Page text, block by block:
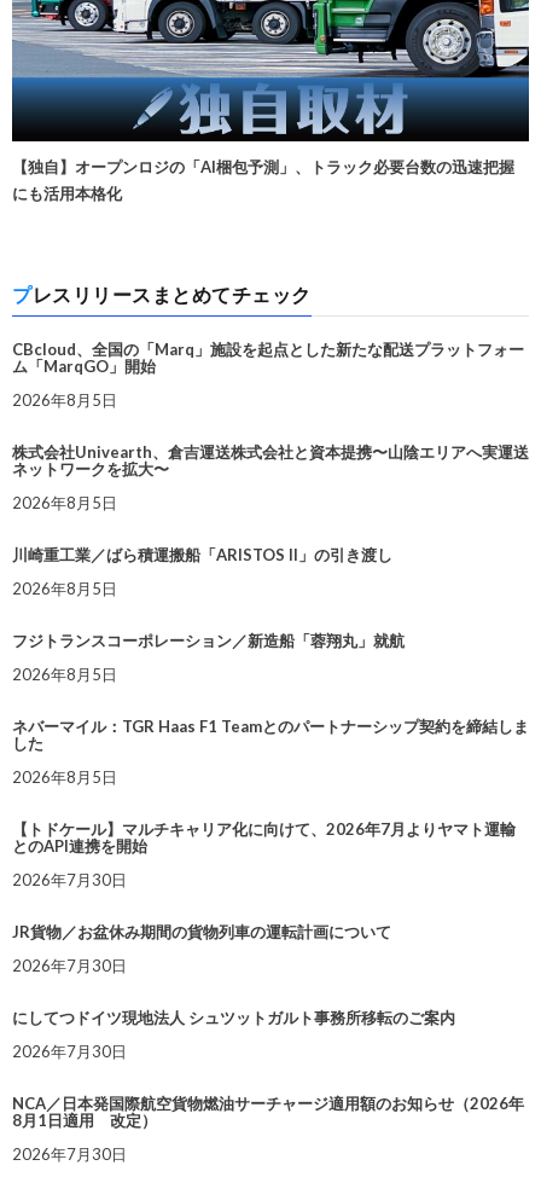
【独自】オープンロジの「AI梱包予測」、トラック必要台数の迅速把握
にも活用本格化
プレスリリースまとめてチェック
CBcloud、全国の「Marq」施設を起点とした新たな配送プラットフォー
ム「MarqGO」開始
2026年8月5日
株式会社Univearth、倉吉運送株式会社と資本提携〜山陰エリアへ実運送
ネットワークを拡大〜
2026年8月5日
川崎重工業／ばら積運搬船「ARISTOS II」の引き渡し
2026年8月5日
フジトランスコーポレーション／新造船「蓉翔丸」就航
2026年8月5日
ネバーマイル：TGR Haas F1 Teamとのパートナーシップ契約を締結しま
した
2026年8月5日
【トドケール】マルチキャリア化に向けて、2026年7月よりヤマト運輸
とのAPI連携を開始
2026年7月30日
JR貨物／お盆休み期間の貨物列車の運転計画について
2026年7月30日
にしてつドイツ現地法人 シュツットガルト事務所移転のご案内
2026年7月30日
NCA／日本発国際航空貨物燃油サーチャージ適用額のお知らせ（2026年
8月1日適用 改定）
2026年7月30日